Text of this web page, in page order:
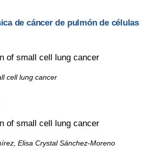
de cáncer de pulmón de células
of small cell lung cancer
cell lung cancer
of small cell lung cancer
Elisa Crystal Sánchez-Moreno